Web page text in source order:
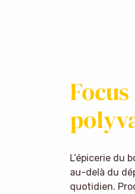
L’épicerie du
au-delà du
quotidien.